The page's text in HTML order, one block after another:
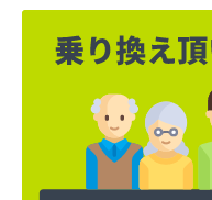
株式会社大内造船
株式会社竹田石油
株式会社仲渡石油
株式会社天宗 本社
株式会社天宗 新居
株式会社天宗 今治
株式会社東燃